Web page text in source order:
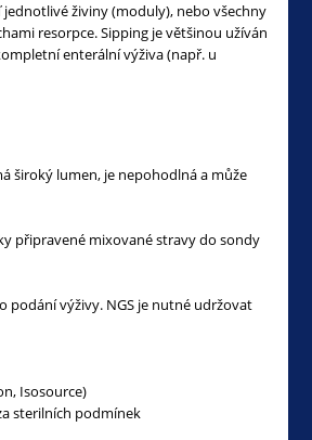
živiny (moduly), nebo všechny
resorpce. Sipping je většinou užíván
enterální výživa (např. u
široký lumen, je nepohodlná a může
připravené mixované stravy do sondy
podání výživy. NGS je nutné udržovat
Isosource)
sterilních podmínek